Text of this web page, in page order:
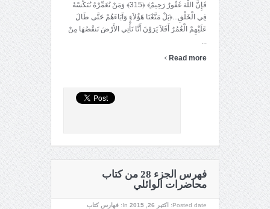
فَإِنَّ اللَّهَ غَفُورٌ رَحِيمٌ﴾ ﴿315﴾ وَمَنْ نُعَمِّرْهُ نُنَكِّسْهُ
فِي الْخَلْقِ...﴿بَلْ مَتَّعْنَا هَؤُلاَءِ وَآبَاءَهُمْ حَتَّى طَالَ
عَلَيْهِمْ الْعُمُرُ أَفَلاَ يَرَوْنَ أَنَّا نَأْتِي الأَرْضَ نَنقُصُهَا مِنْ
...
Read more
›
فهرس الجزء 28 من كتاب
محاضرات الوائلي
Posted date: اکتبر 26, 2015 In:
فهارس كتاب